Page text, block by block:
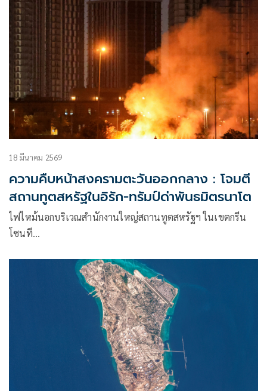
18 มีนาคม 2569
ความคืบหน้าสงครามตะวันออกกลาง : โจมตี
สถานทูตสหรัฐในอิรัก-ทรัมป์ด่าพันธมิตรนาโต
ไฟไหม้นอกบริเวณสำนักงานใหญ่สถานทูตสหรัฐฯ ในเขตกรีน
โซนที…